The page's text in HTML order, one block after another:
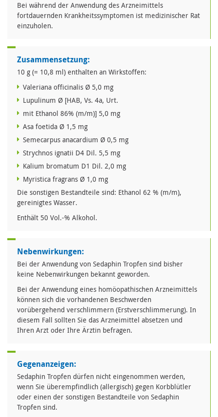
Bei während der Anwendung des Arzneimittels
fortdauernden Krankheitssymptomen ist medizinischer Rat
einzuholen.
Zusammensetzung:
10 g (= 10,8 ml) enthalten an Wirkstoffen:
Valeriana officinalis Ø 5,0 mg
Lupulinum Ø [HAB, Vs. 4a, Urt.
mit Ethanol 86% (m/m)] 5,0 mg
Asa foetida Ø 1,5 mg
Semecarpus anacardium Ø 0,5 mg
Strychnos ignatii D4 Dil. 5,5 mg
Kalium bromatum D1 Dil. 2,0 mg
Myristica fragrans Ø 1,0 mg
Die sonstigen Bestandteile sind: Ethanol 62 % (m/m),
gereinigtes Wasser.
Enthält 50 Vol.-% Alkohol.
Nebenwirkungen:
Bei der Anwendung von Sedaphin Tropfen sind bisher
keine Nebenwirkungen bekannt geworden.
Bei der Anwendung eines homöopathischen Arzneimittels
können sich die vorhandenen Beschwerden
vorübergehend verschlimmern (Erstverschlimmerung). In
diesem Fall sollten Sie das Arzneimittel absetzen und
Ihren Arzt oder Ihre Ärztin befragen.
Gegenanzeigen:
Sedaphin Tropfen dürfen nicht eingenommen werden,
wenn Sie überempfindlich (allergisch) gegen Korbblütler
oder einen der sonstigen Bestandteile von Sedaphin
Tropfen sind.